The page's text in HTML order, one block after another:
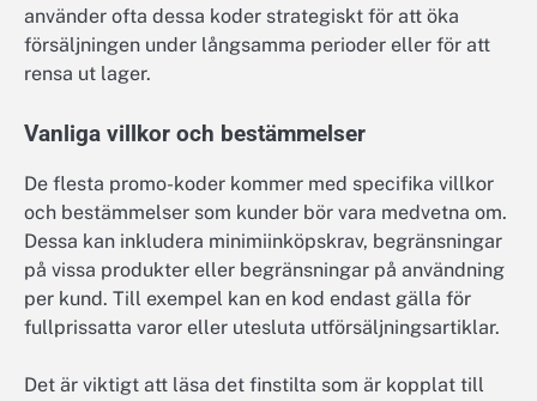
använder ofta dessa koder strategiskt för att öka
försäljningen under långsamma perioder eller för att
rensa ut lager.
Vanliga villkor och bestämmelser
De flesta promo-koder kommer med specifika villkor
och bestämmelser som kunder bör vara medvetna om.
Dessa kan inkludera minimiinköpskrav, begränsningar
på vissa produkter eller begränsningar på användning
per kund. Till exempel kan en kod endast gälla för
fullprissatta varor eller utesluta utförsäljningsartiklar.
Det är viktigt att läsa det finstilta som är kopplat till